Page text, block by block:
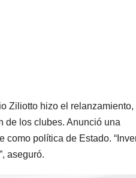
Ziliotto hizo el relanzamiento,
de los clubes. Anunció una
como política de Estado.
aseguró.